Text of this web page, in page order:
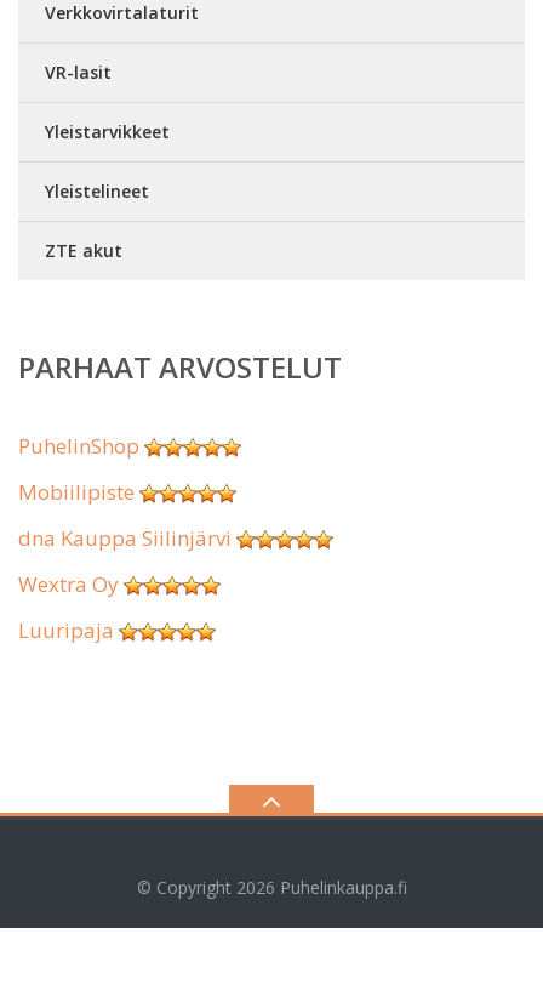
Verkkovirtalaturit
VR-lasit
Yleistarvikkeet
Yleistelineet
ZTE akut
PARHAAT ARVOSTELUT
PuhelinShop
Mobiilipiste
dna Kauppa Siilinjärvi
Wextra Oy
Luuripaja
© Copyright 2026 Puhelinkauppa.fi